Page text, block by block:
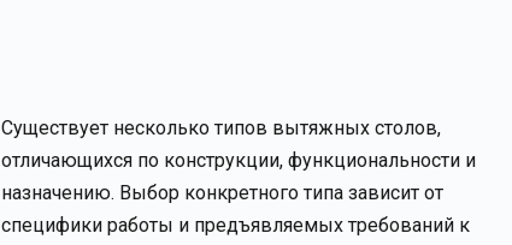
Существует несколько типов вытяжных столов,
отличающихся по конструкции, функциональности и
назначению. Выбор конкретного типа зависит от
специфики работы и предъявляемых требований к